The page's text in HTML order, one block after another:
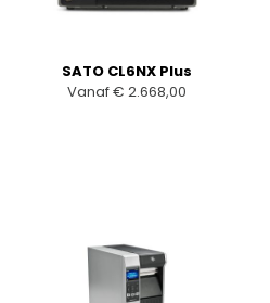
SATO CL6NX Plus
Vanaf€ 2.668,00